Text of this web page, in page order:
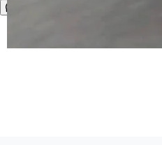
件之中，形成高度复杂的知识关